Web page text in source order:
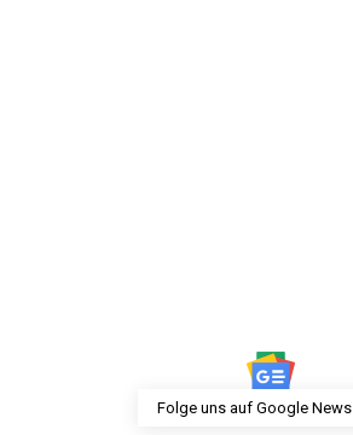
Folge uns auf Google News